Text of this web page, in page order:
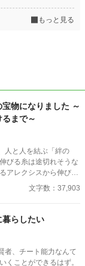
もっと見る
物になりました ～
まで～
人と人を結ぶ「絆の
文字数：37,903
暮らしたい
者、チート能力なんて
くことができるはず。